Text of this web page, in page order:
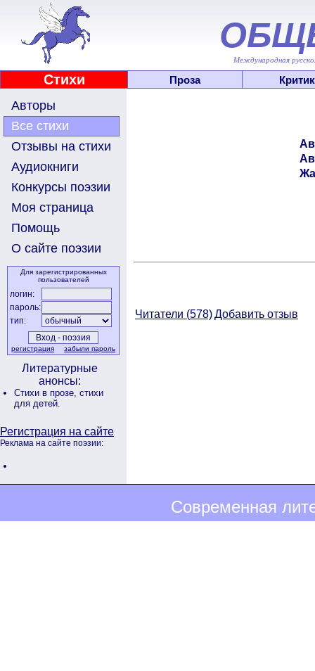
Международная
Стихи Проза
Авторы
Все стихи
Отзывы на стихи
Аудиокниги
Конкурсы поэзии
Моя страница
Помощь
О сайте поэзии
Для зарегистрированных
пользователей
логин:
пароль:
тип:
регистрация забыли пароль
Литературные
анонсы:
Стихи в прозе, стихи
для детей.
Регистрация на сайте
Реклама на сайте поэзии:
Читатели (578)Добавить отзыв
Современная